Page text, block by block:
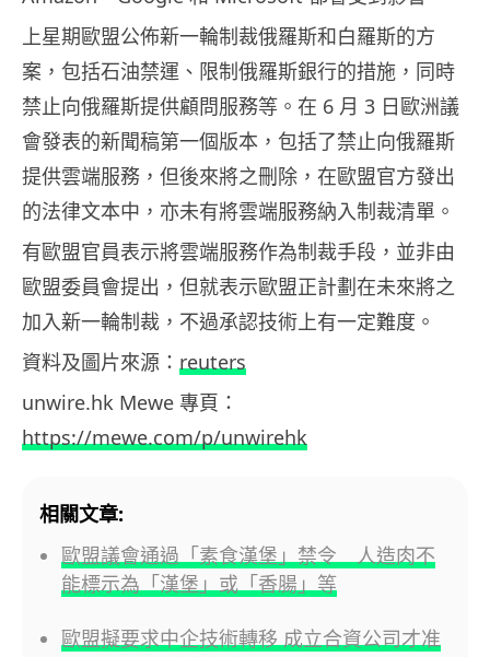
上星期歐盟公佈新一輪制裁俄羅斯和白羅斯的方
案，包括石油禁運、限制俄羅斯銀行的措施，同時
禁止向俄羅斯提供顧問服務等。在 6 月 3 日歐洲議
會發表的新聞稿第一個版本，包括了禁止向俄羅斯
提供雲端服務，但後來將之刪除，在歐盟官方發出
的法律文本中，亦未有將雲端服務納入制裁清單。
有歐盟官員表示將雲端服務作為制裁手段，並非由
歐盟委員會提出，但就表示歐盟正計劃在未來將之
加入新一輪制裁，不過承認技術上有一定難度。
資料及圖片來源： reuters
unwire.hk Mewe 專頁：
https://mewe.com/p/unwirehk
相關文章:
歐盟議會通過「素食漢堡」禁令 人造肉不
能標示為「漢堡」或「香腸」等
歐盟擬要求中企技術轉移 成立合資公司才准